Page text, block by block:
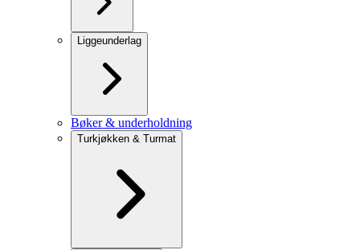
Liggeunderlag
Bøker & underholdning
Turkjøkken & Turmat